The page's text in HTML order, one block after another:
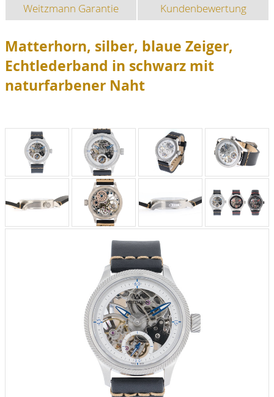
Weitzmann Garantie
Kundenbewertung
Matterhorn, silber, blaue Zeiger,
Echtlederband in schwarz mit
naturfarbener Naht